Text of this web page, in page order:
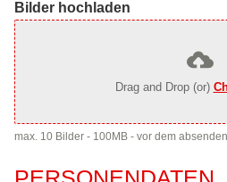
Bilder hochladen
Drag and Drop (or)
max. 10 Bilder - 100MB - vor dem